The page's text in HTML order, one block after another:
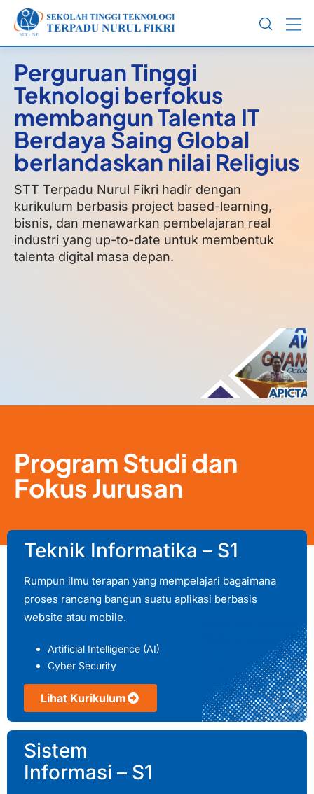
Perguruan Tinggi
Teknologi berfokus
membangun Talenta IT
Berdaya Saing Global
berlandaskan nilai Religius
STT Terpadu Nurul Fikri hadir dengan
kurikulum berbasis project based-learning,
bisnis, dan menawarkan pembelajaran real
industri yang up-to-date untuk membentuk
talenta digital masa depan.
Program Studi dan
Fokus Jurusan
Teknik Informatika – S1
Rumpun ilmu terapan yang mempelajari bagaimana
proses rancang bangun suatu aplikasi berbasis
website atau mobile.
Artificial Intelligence (AI)
Cyber Security
Lihat Kurikulum
Sistem
Informasi – S1